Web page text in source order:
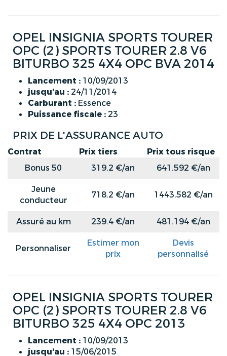
OPEL INSIGNIA SPORTS TOURER
OPC (2) SPORTS TOURER 2.8 V6
BITURBO 325 4X4 OPC BVA 2014
Lancement : 10/09/2013
jusqu'au : 24/11/2014
Carburant : Essence
Puissance fiscale : 23
PRIX DE L'ASSURANCE AUTO
Contrat Prix tiers
Prix tous risque
Bonus 50
319.2 €/an
641.592 €/an
Jeune
conducteur
718.2 €/an 1443.582 €/an
Assuré au km 239.4 €/an 481.194 €/an
Personnaliser
Estimer mon
prix
Devis
personnalisé
OPEL INSIGNIA SPORTS TOURER
OPC (2) SPORTS TOURER 2.8 V6
BITURBO 325 4X4 OPC 2013
Lancement : 10/09/2013
jusqu'au : 15/06/2015